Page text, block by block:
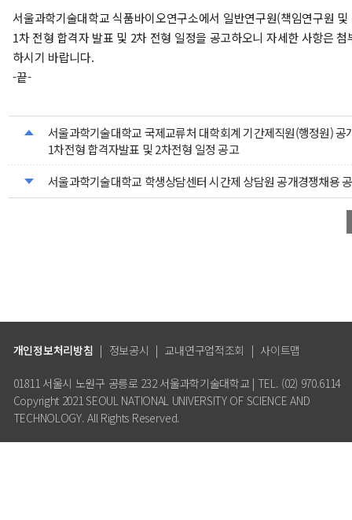
서울과학기술대학교 식품바이오연구소에서 일반연구원(책임연구원
1차 전형 합격자 발표 및 2차 전형 일정을 공고하오니 자세한 사항은 첨
하시기 바랍니다.
-끝-
서울과학기술대학교 국제교류처 대학회계 기간제직원(행정원) 공
1차전형 합격자발표 및 2차전형 일정 공고
서울과학기술대학교 학생상담센터 시간제 상담원 공개경쟁채용
개인정보처리방침 | 정보공시 | 교내연구업적조회 | 사이트맵
01811 서울시 노원구 공릉로 232 서울과학기술대학교 | TEL. (02) 970.6114
Copyright 2021 SEOUL NATIONAL UNIVERSITY OF SCIENCE AND
TECHNOLOGY. All Rights Reserved.